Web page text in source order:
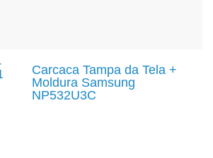
Carcaca Tampa da Tela +
Moldura Samsung
NP532U3C